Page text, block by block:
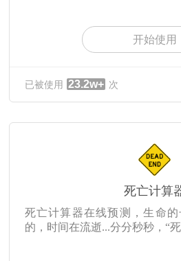
开始使用
已被使用 23.2w+ 次
死亡计算
死亡计算器在线预测，生命
的，时间在流逝...分分秒秒，“